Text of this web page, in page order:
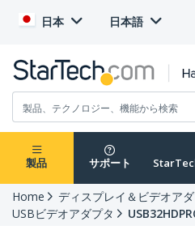
日本 日本語
製品 サポート
Home
ディスプレイ＆ビデオア
USBビデオアダプタ